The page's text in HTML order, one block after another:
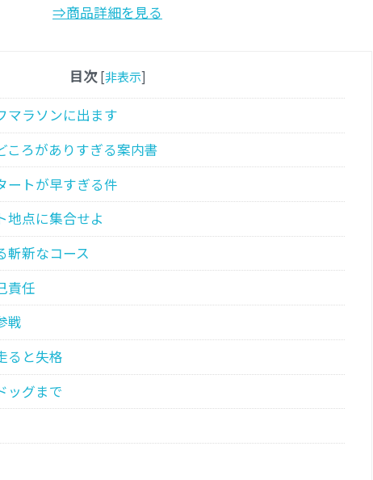
⇒商品詳細を見る
目次 [非表示]
マラソンに出ます
ころがありすぎる案内書
トが早すぎる件
点に集合せよ
新なコース
責任
戦
ると失格
ッグまで